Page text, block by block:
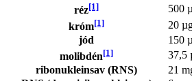
réz[1]
500
króm[1]
20
jód
150
molibdén[1]
37,5
ribonukleinsav (RNS)
21